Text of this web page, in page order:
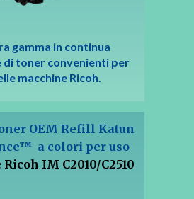
gamma in continua
di toner convenienti per
macchine Ricoh.
OEM Refill Katun
a colori per uso
IM C2010/C2510